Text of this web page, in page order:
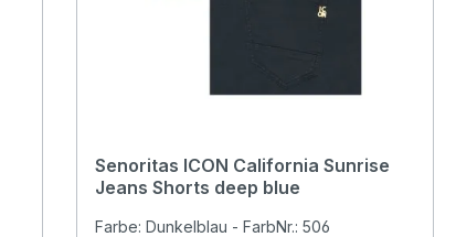
Senoritas ICON California Sunrise
Jeans Shorts deep blue
Farbe: Dunkelblau - FarbNr.: 506